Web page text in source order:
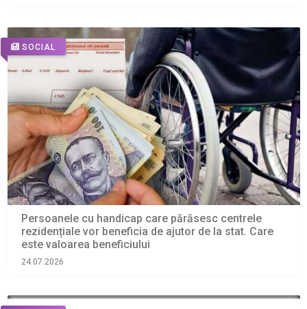
SOCIAL
Persoanele cu handicap care părăsesc centrele
rezidențiale vor beneficia de ajutor de la stat. Care
este valoarea beneficiului
24.07.2026